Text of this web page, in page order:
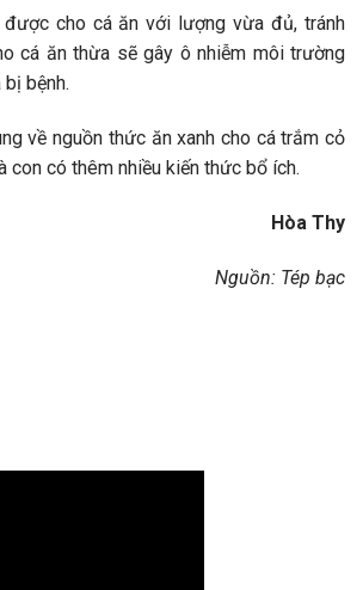
được cho cá ăn với lượng vừa đủ, tránh
cá ăn thừa sẽ gây ô nhiễm môi trường
bệnh.
về nguồn thức ăn xanh cho cá trắm cỏ
con có thêm nhiều kiến thức bổ ích.
Hòa Thy
Nguồn: Tép bạc